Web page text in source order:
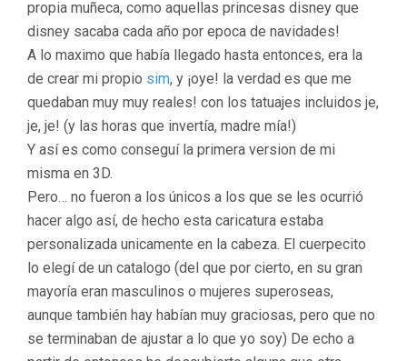
propia muñeca, como aquellas princesas disney que
disney sacaba cada año por epoca de navidades!
A lo maximo que había llegado hasta entonces, era la
de crear mi propio sim, y ¡oye! la verdad es que me
quedaban muy muy reales! con los tatuajes incluidos je,
je, je! (y las horas que invertía, madre mía!)
Y así es como conseguí la primera version de mi
misma en 3D.
Pero… no fueron a los únicos a los que se les ocurrió
hacer algo así, de hecho esta caricatura estaba
personalizada unicamente en la cabeza. El cuerpecito
lo elegí de un catalogo (del que por cierto, en su gran
mayoría eran masculinos o mujeres superoseas,
aunque también hay habían muy graciosas, pero que no
se terminaban de ajustar a lo que yo soy) De echo a